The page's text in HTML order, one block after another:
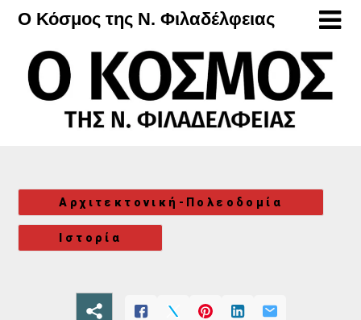
Μετάβαση
περιεχόμενο
Ο Κόσμος της Ν. Φιλαδέλφειας
Αρχιτεκτονική-Πολεοδομία
Ιστορία